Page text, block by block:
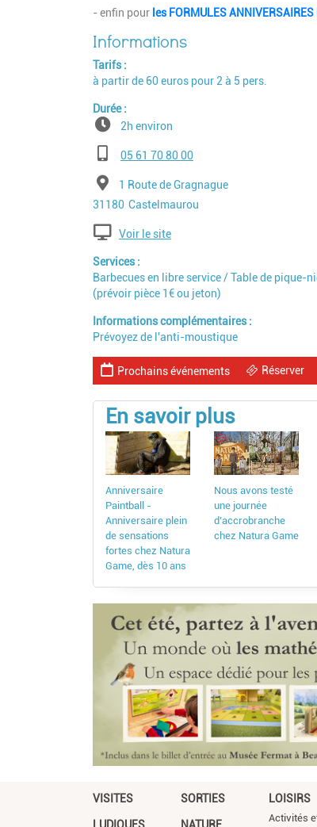
- enfin pour les FORMULES
Tarifs
à partir de 60 euros pour 2 à 5 pers.
Durée
2h environ
Téléphone05 61 70 80 00
Adresse1 Route de Gragnague
Code postal
31180 Ville
Castelmaurou
Voir le site
Services
Barbecues en libre service / Table de pique-
(prévoir pièce 1€ ou jeton)
Informations complémentaires
Prévoyez de l'anti-moustique
Réserver
Prochains événements
En savoir plus
Anniversaire
Paintball -
Anniversaire plein
de sensations
fortes chez Natura
Game, dès 10 ans
Nous avons testé
une journée
d’accrobranche
chez Natura Game
VISITES SORTIES LOISIRS
Activités